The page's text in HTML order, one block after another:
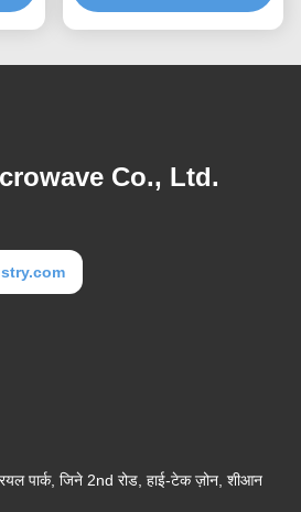
Co., Ltd.
पार्क, जिने 2nd रोड, हाई-टेक ज़ोन, शीआन